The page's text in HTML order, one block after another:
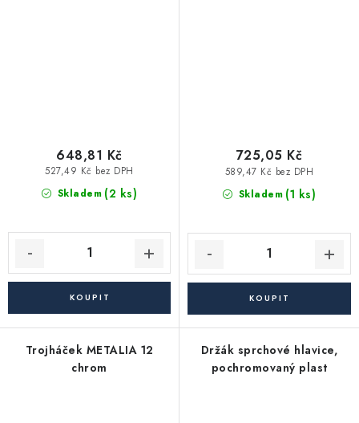
Skladem (2 ks)
527,49 Kč bez DPH
648,81 Kč
Skladem (1 ks)
589,47 Kč bez DPH
725,05 Kč
Trojháček METALIA 12
chrom
Držák sprchové hlavice,
pochromovaný plast